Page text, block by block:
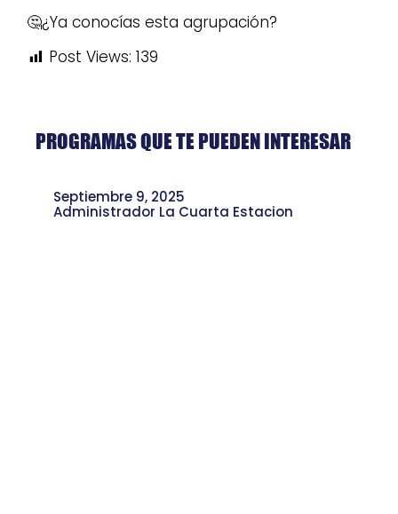
🤔¿Ya conocías esta agrupación?
Post Views: 139
PROGRAMAS QUE TE PUEDEN INTERESAR
Septiembre 9, 2025
Administrador La Cuarta Estacion